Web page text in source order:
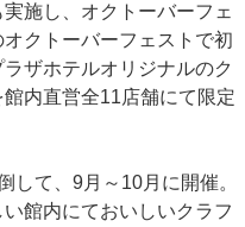
施し、オクトーバーフェ
クトーバーフェストで初
ザホテルオリジナルのク
内直営全11店舗にて限定
して、9月～10月に開催。
館内にておいしいクラフ